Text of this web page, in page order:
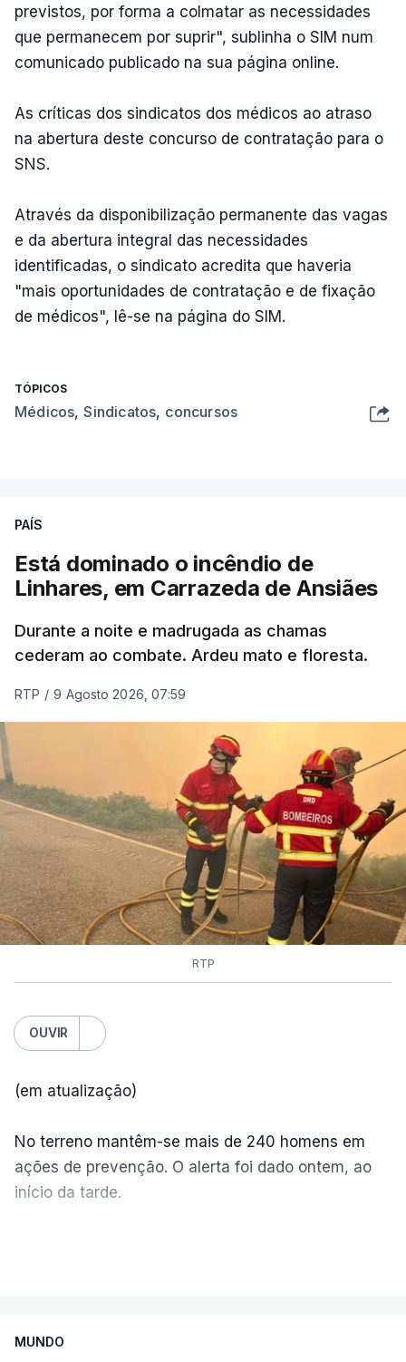
previstos, por forma a colmatar as necessidades
que permanecem por suprir", sublinha o SIM num
comunicado publicado na sua página online.
As críticas dos sindicatos dos médicos ao atraso
na abertura deste concurso de contratação para o
SNS.
Através da disponibilização permanente das vagas
e da abertura integral das necessidades
identificadas, o sindicato acredita que haveria
"mais oportunidades de contratação e de fixação
de médicos", lê-se na página do SIM.
TÓPICOS
Médicos,Sindicatos, concursos
PAÍS
Está dominado o incêndio de
Linhares, em Carrazeda de Ansiães
Durante a noite e madrugada as chamas
cederam ao combate. Ardeu mato e floresta.
RTP / 9 Agosto 2026, 07:59
RTP
OUVIR
(em atualização)
No terreno mantêm-se mais de 240 homens em
ações de prevenção. O alerta foi dado ontem, ao
início da tarde.
MUNDO